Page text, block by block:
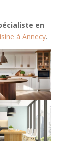
en
à Annecy.